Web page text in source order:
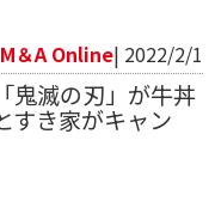
M＆A Online| 2022/2/1
鬼滅の刃」が牛丼
き家がキャン